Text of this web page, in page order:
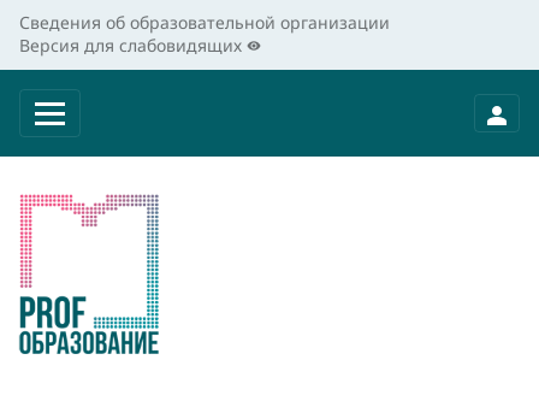
Сведения об образовательной организации
Версия для слабовидящих